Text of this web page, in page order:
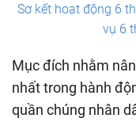
Sơ kết hoạt động 6
vụ 6
Mục đích nhằm
nhất trong hành
quần chúng nhân